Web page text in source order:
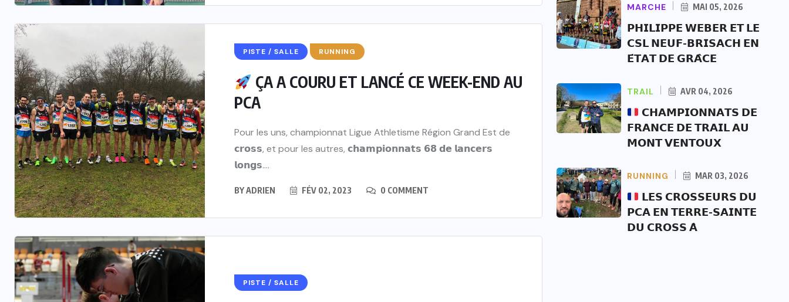
PISTE / SALLE RUNNING
ÇA A COURU ET LANCÉ CE WEEK-END AU
PCA
Pour les uns, championnat Ligue Athletisme Région Grand Est de
𝗰𝗿𝗼𝘀𝘀, et pour les autres, 𝗰𝗵𝗮𝗺𝗽𝗶𝗼𝗻𝗻𝗮𝘁𝘀 𝟲𝟴 𝗱𝗲 𝗹𝗮𝗻𝗰𝗲𝗿𝘀
𝗹𝗼𝗻𝗴𝘀....
BYADRIEN FÉV 02, 2023 0 COMMENT
PISTE / SALLE
MARCHE MAI 05, 2026
𝗣𝗛𝗜𝗟𝗜𝗣𝗣𝗘 𝗪𝗘𝗕𝗘𝗥 𝗘𝗧 𝗟𝗘
𝗖𝗦𝗟 𝗡𝗘𝗨𝗙-𝗕𝗥𝗜𝗦𝗔𝗖𝗛 𝗘𝗡
𝗘́𝗧𝗔𝗧 𝗗𝗘 𝗚𝗥𝗔̂𝗖𝗘
TRAIL AVR 04, 2026
𝗖𝗛𝗔𝗠𝗣𝗜𝗢𝗡𝗡𝗔𝗧𝗦 𝗗𝗘
𝗙𝗥𝗔𝗡𝗖𝗘 𝗗𝗘 𝗧𝗥𝗔𝗜𝗟 𝗔𝗨
𝗠𝗢𝗡𝗧 𝗩𝗘𝗡𝗧𝗢𝗨𝗫
RUNNING MAR 03, 2026
𝗟𝗘𝗦 𝗖𝗥𝗢𝗦𝗦𝗘𝗨𝗥𝗦 𝗗𝗨
𝗣𝗖𝗔 𝗘𝗡 𝗧𝗘𝗥𝗥𝗘-𝗦𝗔𝗜𝗡𝗧𝗘
𝗗𝗨 𝗖𝗥𝗢𝗦𝗦 𝗔̀